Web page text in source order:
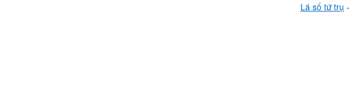
Lá số tứ trụ -